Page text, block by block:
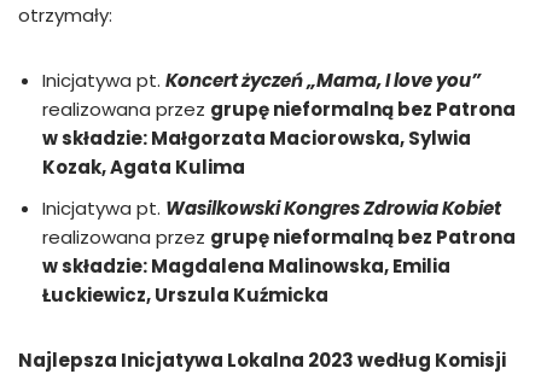
otrzymały:
Inicjatywa pt. Koncert życzeń „Mama, I love you”
realizowana przez grupę nieformalną bez Patrona
w składzie: Małgorzata Maciorowska, Sylwia
Kozak, Agata Kulima
Inicjatywa pt. Wasilkowski Kongres Zdrowia Kobiet
realizowana przez grupę nieformalną bez Patrona
w składzie: Magdalena Malinowska, Emilia
Łuckiewicz, Urszula Kuźmicka
Najlepsza Inicjatywa Lokalna 2023 według Komisji